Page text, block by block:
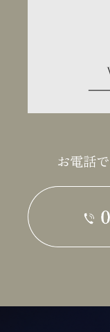
お電話